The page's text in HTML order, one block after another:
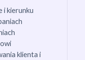
i kierunku
klienta i